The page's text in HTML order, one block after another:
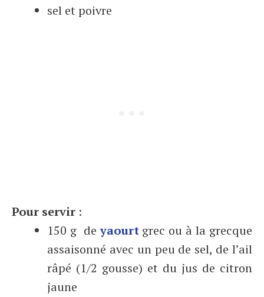
sel et poivre
Pour servir :
150 g de yaourt grec ou à la grecque
assaisonné avec un peu de sel, de l’ail
râpé (1/2 gousse) et du jus de citron
jaune